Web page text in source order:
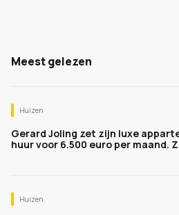
Meest gelezen
Huizen
Gerard Joling zet zijn luxe
huur voor 6.500 euro per maand.
Huizen